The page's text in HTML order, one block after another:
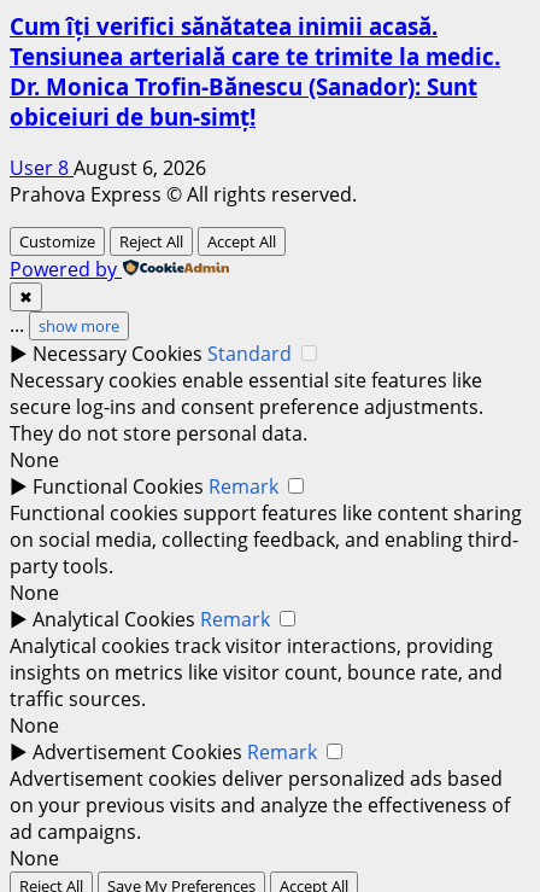
Cum îți verifici sănătatea inimii acasă.
Tensiunea arterială care te trimite la medic.
Dr. Monica Trofin-Bănescu (Sanador): Sunt
obiceiuri de bun-simț!
User 8August 6, 2026
Prahova Express © All rights reserved.
Customize Reject All Accept All
Powered by
✖
... show more
► Necessary Cookies Standard
Necessary cookies enable essential site features like
secure log-ins and consent preference adjustments.
They do not store personal data.
None
► Functional Cookies Remark
Functional cookies support features like content sharing
on social media, collecting feedback, and enabling third-
party tools.
None
► Analytical Cookies Remark
Analytical cookies track visitor interactions, providing
insights on metrics like visitor count, bounce rate, and
traffic sources.
None
► Advertisement Cookies Remark
Advertisement cookies deliver personalized ads based
on your previous visits and analyze the effectiveness of
ad campaigns.
None
Reject All Save My Preferences Accept All